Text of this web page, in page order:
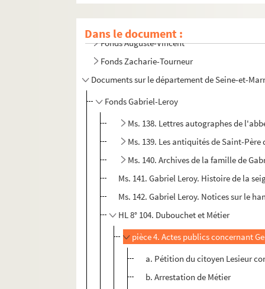
Dans le document :
Procès de Nicolas Fouquet, copies
Fonds Auguste-Vincent
Fonds Zacharie-Tourneur
Documents sur le département de Seine-et-
Fonds Gabriel-Leroy
Ms. 138. Lettres autographes de
Ms. 139. Les antiquités de Saint-
Ms. 140. Archives de la famille de
Ms. 141. Gabriel Leroy. Histoire de la
Ms. 142. Gabriel Leroy. Notices sur le
HL 8° 104. Dubouchet et Métier
pièce 4. Actes publics concernant
a. Pétition du citoyen Lesieur
b. Arrestation de Métier